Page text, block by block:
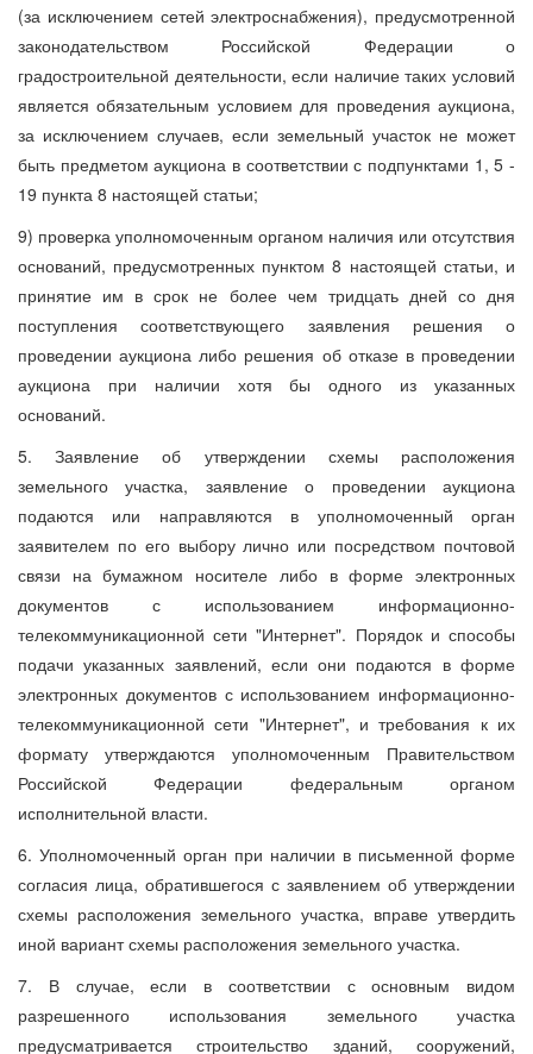
(за исключением сетей электроснабжения), предусмотренной
законодательством Российской Федерации о
градостроительной деятельности, если наличие таких условий
является обязательным условием для проведения аукциона,
за исключением случаев, если земельный участок не может
быть предметом аукциона в соответствии с подпунктами 1, 5 -
19 пункта 8 настоящей статьи;
9) проверка уполномоченным органом наличия или отсутствия
оснований, предусмотренных пунктом 8 настоящей статьи, и
принятие им в срок не более чем тридцать дней со дня
поступления соответствующего заявления решения о
проведении аукциона либо решения об отказе в проведении
аукциона при наличии хотя бы одного из указанных
оснований.
5. Заявление об утверждении схемы расположения
земельного участка, заявление о проведении аукциона
подаются или направляются в уполномоченный орган
заявителем по его выбору лично или посредством почтовой
связи на бумажном носителе либо в форме электронных
документов с использованием информационно-
телекоммуникационной сети "Интернет". Порядок и способы
подачи указанных заявлений, если они подаются в форме
электронных документов с использованием информационно-
телекоммуникационной сети "Интернет", и требования к их
формату утверждаются уполномоченным Правительством
Российской Федерации федеральным органом
исполнительной власти.
6. Уполномоченный орган при наличии в письменной форме
согласия лица, обратившегося с заявлением об утверждении
схемы расположения земельного участка, вправе утвердить
иной вариант схемы расположения земельного участка.
7. В случае, если в соответствии с основным видом
разрешенного использования земельного участка
предусматривается строительство зданий, сооружений,